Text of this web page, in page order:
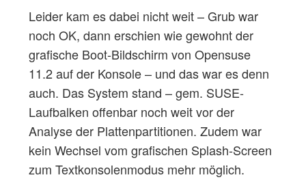
Leider kam es dabei nicht weit – Grub war
noch OK, dann erschien wie gewohnt der
grafische Boot-Bildschirm von Opensuse
11.2 auf der Konsole – und das war es denn
auch. Das System stand – gem. SUSE-
Laufbalken offenbar noch weit vor der
Analyse der Plattenpartitionen. Zudem war
kein Wechsel vom grafischen Splash-Screen
zum Textkonsolenmodus mehr möglich.